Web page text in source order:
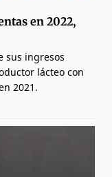
en 2022,
sus ingresos
lácteo con
2021.